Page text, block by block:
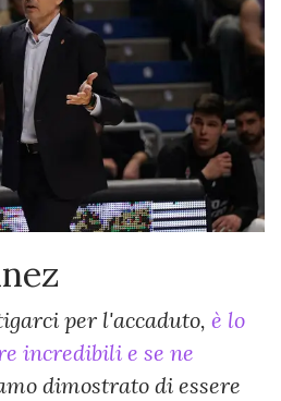
per l'accaduto, è lo
incredibili e se ne
dimostrato di essere